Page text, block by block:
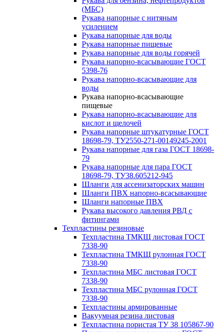
(МБС)
Рукава напорные с нитяным
усилением
Рукава напорные для воды
Рукава напорные пищевые
Рукава напорные для воды горячей
Рукава напорно-всасывающие ГОСТ
5398-76
Рукава напорно-всасывающие для
воды
Рукава напорно-всасывающие
пищевые
Рукава напорно-всасывающие для
кислот и щелочей
Рукава напорные штукатурные ГОСТ
18698-79, ТУ2550-271-00149245-2001
Рукава напорные для газа ГОСТ 18698-
79
Рукава напорные для пара ГОСТ
18698-79, ТУ38.605212-945
Шланги для ассенизаторских машин
Шланги ПВХ напорно-всасывающие
Шланги напорные ПВХ
Рукава высокого давления РВД с
фитингами
Техпластины резиновые
Техпластина ТМКЩ листовая ГОСТ
7338-90
Техпластина ТМКЩ рулонная ГОСТ
7338-90
Техпластина МБС листовая ГОСТ
7338-90
Техпластина МБС рулонная ГОСТ
7338-90
Техпластины армированные
Вакуумная резина листовая
Техпластина пористая ТУ 38 105867-90